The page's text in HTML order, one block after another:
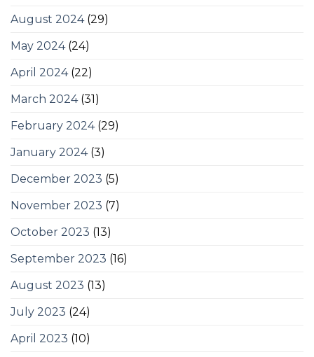
August 2024(29)
May 2024(24)
April 2024(22)
March 2024(31)
February 2024(29)
January 2024(3)
December 2023 (5)
November 2023 (7)
October 2023 (13)
September 2023 (16)
August 2023 (13)
July 2023 (24)
April 2023 (10)